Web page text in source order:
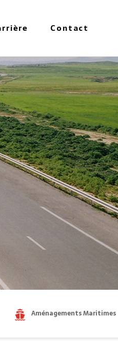
Contact
Aménagements Maritimes